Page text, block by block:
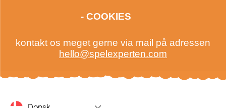
- COOKIES
kontakt os meget gerne via mail på adressen
hello@spelexperten.com